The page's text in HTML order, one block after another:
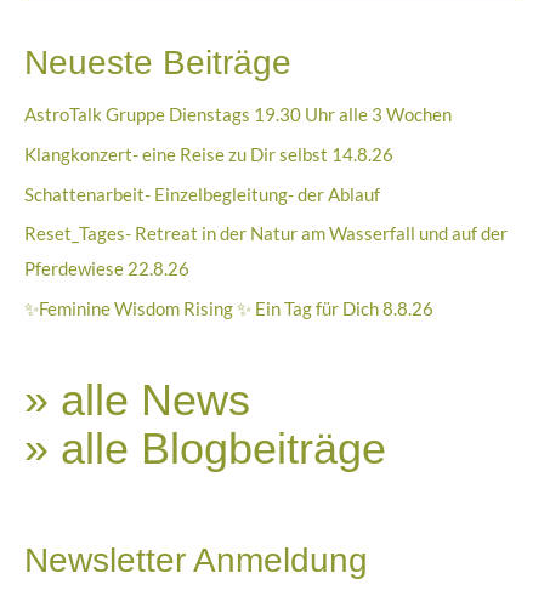
Annahme-
Energien
Neueste Beiträge
AstroTalk Gruppe Dienstags 19.30 Uhr alle 3 Wochen
Klangkonzert- eine Reise zu Dir selbst 14.8.26
Schattenarbeit- Einzelbegleitung- der Ablauf
Reset_Tages- Retreat in der Natur am Wasserfall und auf der
Pferdewiese 22.8.26
✨Feminine Wisdom Rising ✨ Ein Tag für Dich 8.8.26
» alle News
» alle Blogbeiträge
Newsletter Anmeldung